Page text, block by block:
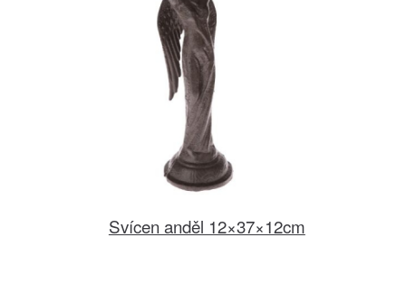
Svícen anděl 12×37×12cm